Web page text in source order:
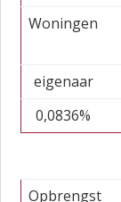
Woningen
eigenaar
0,0836%
Opbrengst